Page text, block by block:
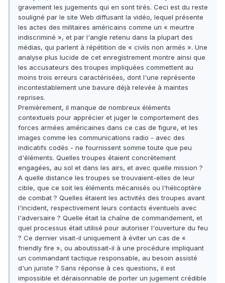
gravement les jugements qui en sont tirés. Ceci est du reste
souligné par le site Web diffusant la vidéo, lequel présente
les actes des militaires américains comme un « meurtre
indiscriminé », et par l'angle retenu dans la plupart des
médias, qui parlent à répétition de « civils non armés ». Une
analyse plus lucide de cet enregistrement montre ainsi que
les accusateurs des troupes impliquées commettent au
moins trois erreurs caractérisées, dont l'une représente
incontestablement une bavure déjà relevée à maintes
reprises.
Premièrement, il manque de nombreux éléments
contextuels pour apprécier et juger le comportement des
forces armées américaines dans ce cas de figure, et les
images comme les communications radio - avec des
indicatifs codés - ne fournissent somme toute que peu
d'éléments. Quelles troupes étaient concrètement
engagées, au sol et dans les airs, et avec quelle mission ?
A quelle distance les troupes se trouvaient-elles de leur
cible, que ce soit les éléments mécanisés ou l'hélicoptère
de combat ? Quelles étaient les activités des troupes avant
l'incident, respectivement leurs contacts éventuels avec
l'adversaire ? Quelle était la chaîne de commandement, et
quel processus était utilisé pour autoriser l'ouverture du feu
? Ce dernier visait-il uniquement à éviter un cas de «
friendly fire », ou aboutissait-il à une procédure impliquant
un commandant tactique responsable, au besoin assisté
d'un juriste ? Sans réponse à ces questions, il est
impossible et déraisonnable de porter un jugement crédible